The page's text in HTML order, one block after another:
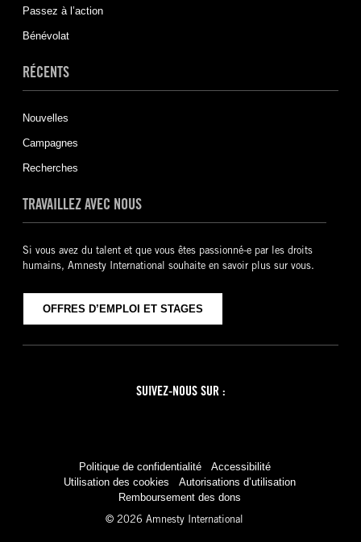
Passez à l’action
Bénévolat
RÉCENTS
Nouvelles
Campagnes
Recherches
TRAVAILLEZ AVEC NOUS
Si vous avez du talent et que vous êtes passionné-e par les droits
humains, Amnesty International souhaite en savoir plus sur vous.
OFFRES D’EMPLOI ET STAGES
Politique de confidentialité
Accessibilité
Utilisation des cookies
Autorisations d’utilisation
Remboursement des dons
© 2026 Amnesty International
SUIVEZ-NOUS SUR :